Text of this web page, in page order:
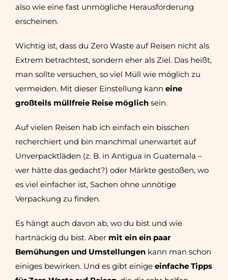
also wie eine fast unmögliche Herausforderung
erscheinen.
Wichtig ist, dass du Zero Waste auf Reisen nicht als
Extrem betrachtest, sondern eher als Ziel. Das heißt,
man sollte versuchen, so viel Müll wie möglich zu
vermeiden. Mit dieser Einstellung kann eine
großteils müllfreie Reise möglichsein.
Auf vielen Reisen hab ich einfach ein bisschen
recherchiert und bin manchmal unerwartet auf
Unverpacktläden (z. B. in Antigua in Guatemala –
wer hätte das gedacht?) oder Märkte gestoßen, wo
es viel einfacher ist, Sachen ohne unnötige
Verpackung zu finden.
Es hängt auch davon ab, wo du bist und wie
hartnäckig du bist. Aber mit ein ein paar
Bemühungen und Umstellungenkann man schon
einiges bewirken. Und es gibt einigeeinfache Tipps